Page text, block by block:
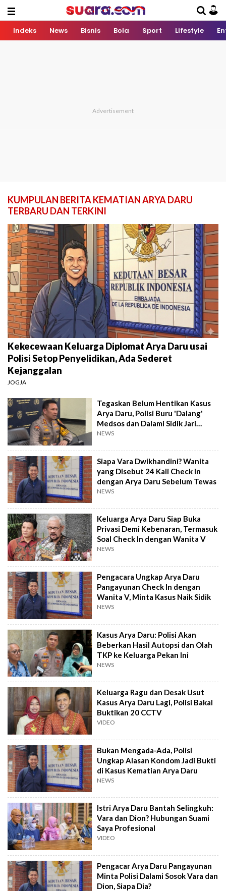
Indeks News Bisnis Bola Sport Lifestyle
KUMPULAN BERITA KEMATIAN ARYA DARU
TERBARU DAN TERKINI
Kekecewaan Keluarga Diplomat Arya Daru usai
Polisi Setop Penyelidikan, Ada Sederet
Kejanggalan
JOGJA
Tegaskan Belum Hentikan Kasus
Arya Daru, Polisi Buru 'Dalang'
Medsos dan Dalami Sidik Jari
Misterius
NEWS
Siapa Vara Dwikhandini? Wanita
yang Disebut 24 Kali Check In
dengan Arya Daru Sebelum Tewas
NEWS
Keluarga Arya Daru Siap Buka
Privasi Demi Kebenaran, Termasuk
Soal Check In dengan Wanita V
NEWS
Pengacara Ungkap Arya Daru
Pangayunan Check In dengan
Wanita V, Minta Kasus Naik Sidik
NEWS
Kasus Arya Daru: Polisi Akan
Beberkan Hasil Autopsi dan Olah
TKP ke Keluarga Pekan Ini
NEWS
Keluarga Ragu dan Desak Usut
Kasus Arya Daru Lagi, Polisi Bakal
Buktikan 20 CCTV
VIDEO
Bukan Mengada-Ada, Polisi
Ungkap Alasan Kondom Jadi Bukti
di Kasus Kematian Arya Daru
NEWS
Istri Arya Daru Bantah Selingkuh:
Vara dan Dion? Hubungan Suami
Saya Profesional
VIDEO
Pengacar Arya Daru Pangayunan
Minta Polisi Dalami Sosok Vara dan
Dion, Siapa Dia?